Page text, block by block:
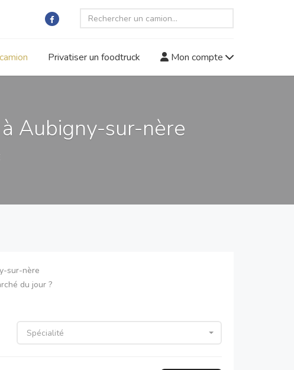
Privatiser un foodtruck Mon compte
Aubigny-sur-nère
sur-nère
du jour ?
Spécialité